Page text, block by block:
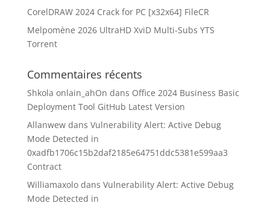
CorelDRAW 2024 Crack for PC [x32x64] FileCR
Melpomène 2026 UltraHD XviD Multi-Subs YTS
Torrent
Commentaires récents
Shkola onlain_ahOn dans Office 2024 Business Basic
Deployment Tool GitHub Latest Version
Allanwewdans Vulnerability Alert: Active Debug
Mode Detected in
0xadfb1706c15b2daf2185e64751ddc5381e599aa3
Contract
Williamaxolodans Vulnerability Alert: Active Debug
Mode Detected in